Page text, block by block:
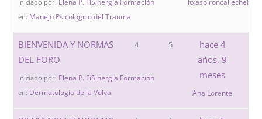
Iniciado por: Elena P. FiSinergia Formación
en: Manejo Psicológico del Trauma
itxaso roncal
BIENVENIDA Y NORMAS
DEL FORO
Iniciado por: Elena P. FiSinergia Formación
en: Dermatología de la Vulva
4 5
hace 4
años, 9
meses
Ana Lorente